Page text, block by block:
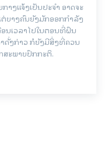
ງແຈ້ງເປັນປະຈຳ ອາດຈະ
ບາງຄົນຍັງມັກອອກກຳລັງ
ນເວລາໄປໃນຕອນທີ່ຝົນ
ດັ່ງກ່າວ ກໍຍັງມີສິ່ງທີ່ຄວນ
ສະພາບປົກກະຕິ.